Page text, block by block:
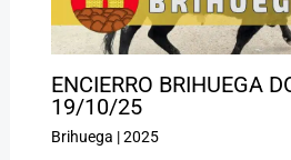
ENCIERRO BRIHUEGA
19/10/25
Brihuega |2025